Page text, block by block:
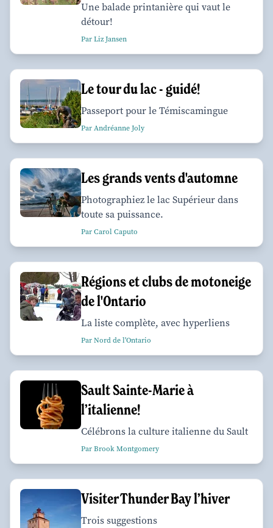
Une balade printanière qui vaut le
détour!
Par Liz Jansen
Le tour du lac - guidé!
Passeport pour le Témiscamingue
Par Andréanne Joly
Les grands vents d'automne
Photographiez le lac Supérieur dans
toute sa puissance.
Par Carol Caputo
Régions et clubs de motoneige
de l'Ontario
La liste complète, avec hyperliens
Par Nord de l'Ontario
Sault Sainte-Marie à
l’italienne!
Célébrons la culture italienne du Sault
Par Brook Montgomery
Visiter Thunder Bay l’hiver
Trois suggestions